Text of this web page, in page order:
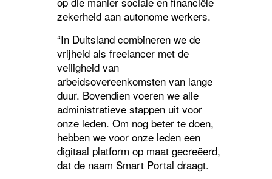
zekerheid aan autonome werkers.
“In Duitsland combineren we de
vrijheid als freelancer met de
veiligheid van
arbeidsovereenkomsten van lange
duur. Bovendien voeren we alle
administratieve stappen uit voor
onze leden. Om nog beter te doen,
hebben we voor onze leden een
digitaal platform op maat gecreëerd,
dat de naam Smart Portal draagt.